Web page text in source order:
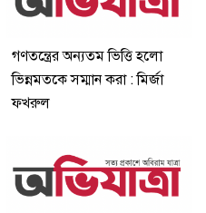
গণতন্ত্রের অন্যতম ভিত্তি হলো
ভিন্নমতকে সম্মান করা : মির্জা
ফখরুল